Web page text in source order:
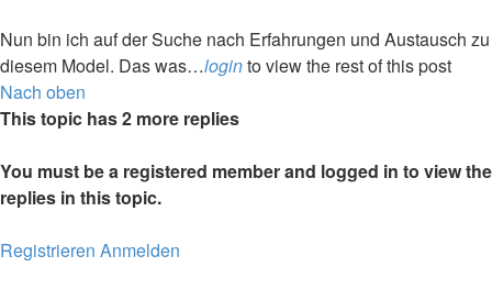
Nun bin ich auf der Suche nach Erfahrungen und Austausch zu
diesem Model. Das was…loginto view the rest of this post
Nach oben
This topic has2 more replies
You must be a registered member and logged in to view the
replies in this topic.
Registrieren Anmelden